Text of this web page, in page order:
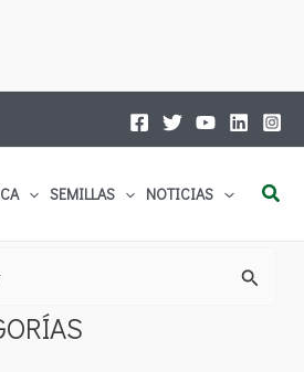
SEMILLAS NOTICIAS